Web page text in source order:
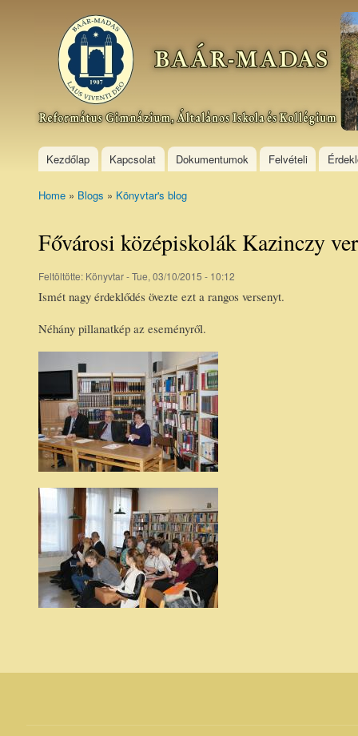
Baár–
Madas
Református
Gimnázium,
Általános
Kollégium
Kezdőlap Kapcsolat Dokumentumok Felvételi
Home » Blogs » Könyvtar's blog
Fővárosi középiskolák Kazinczy
Feltöltötte: Könyvtar- Tue, 03/10/2015 - 10:12
Ismét nagy érdeklődés övezte ezt a rangos versenyt.
Néhány pillanatkép az eseményről.